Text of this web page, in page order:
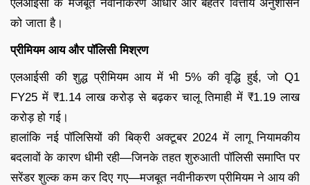
एलआईसी के मजबूत नवीनीकरण आधार और बेहतर वित्तीय अनुशासन
को जाता है।
प्रीमियम आय और पॉलिसी मिश्रण
एलआईसी की शुद्ध प्रीमियम आय में भी 5% की वृद्धि हुई, जो Q1
FY25 में ₹1.14 लाख करोड़ से बढ़कर चालू तिमाही में ₹1.19 लाख
करोड़ हो गई।
हालांकि नई पॉलिसियों की बिक्री अक्टूबर 2024 में लागू नियामकीय
बदलावों के कारण धीमी रही—जिनके तहत शुरुआती पॉलिसी समाप्ति पर
सरेंडर शुल्क कम कर दिए गए—मजबूत नवीनीकरण प्रीमियम ने आय की